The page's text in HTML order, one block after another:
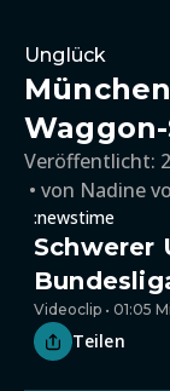
Unglück
Veröffentlicht:
von Nadine
:newstime
Schwerer
Videoclip • 01:05
Teilen